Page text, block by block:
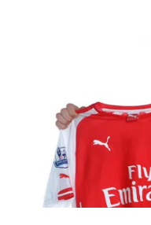
VTV Money
VTV Sức khoẻ